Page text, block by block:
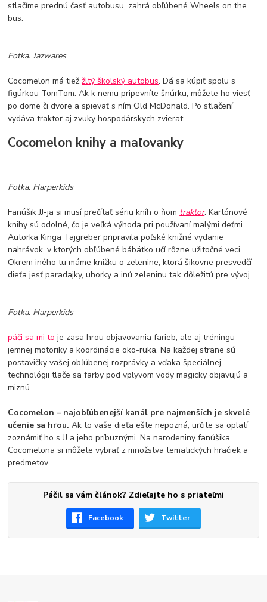
stlačíme prednú časť autobusu, zahrá obľúbené Wheels on the
bus.
Fotka. Jazwares
Cocomelon má tiežžltý školský autobus. Dá sa kúpiť spolu s
figúrkou TomTom. Ak k nemu pripevníte šnúrku, môžete ho viesť
po dome či dvore a spievať s ním Old McDonald. Po stlačení
vydáva traktor aj zvuky hospodárskych zvierat.
Cocomelon knihy a maľovanky
Fotka. Harperkids
Fanúšik JJ-ja si musí prečítať sériu kníh o ňom traktor. Kartónové
knihy sú odolné, čo je veľká výhoda pri používaní malými deťmi.
Autorka Kinga Tajgreber pripravila poľské knižné vydanie
nahrávok, v ktorých obľúbené bábätko učí rôzne užitočné veci.
Okrem iného tu máme knižku o zelenine, ktorá šikovne presvedčí
dieťa jesť paradajky, uhorky a inú zeleninu tak dôležitú pre vývoj.
Fotka. Harperkids
páči sa mi to je zasa hrou objavovania farieb, ale aj tréningu
jemnej motoriky a koordinácie oko-ruka. Na každej strane sú
postavičky vašej obľúbenej rozprávky a vďaka špeciálnej
technológii tlače sa farby pod vplyvom vody magicky objavujú a
miznú.
Cocomelon – najobľúbenejší kanál pre najmenších je skvelé
učenie sa hrou. Ak to vaše dieťa ešte nepozná, určite sa oplatí
zoznámiť ho s JJ a jeho príbuznými. Na narodeniny fanúšika
Cocomelona si môžete vybrať z množstva tematických hračiek a
predmetov.
Páčil sa vám článok? Zdieľajte ho s priateľmi
Facebook Twitter